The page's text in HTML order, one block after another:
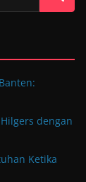
dengan
Ketika